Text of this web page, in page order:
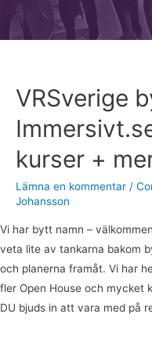
VRSverige
kurser +
Lämna en kommentar /
Johansson
Vi har bytt namn –
veta lite av tankarna bakom
och planerna framåt. Vi har
fler Open House och mycket
DU bjuds in att vara med på